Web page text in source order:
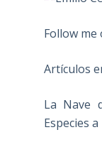
Follow me
Artículos
La Nave
Especies